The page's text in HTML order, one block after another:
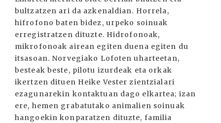
bultzatzen ari da azkenaldian. Horrela,
hifrofono baten bidez, urpeko soinuak
erregistratzen dituzte. Hidrofonoak,
mikrofonoak airean egiten duena egiten du
itsasoan. Norvegiako Lofoten uharteetan,
besteak beste, pilotu izurdeak eta orkak
ikertzen dituen Heike Vester zientzialari
ezagunarekin kontaktuan dago elkartea; izan
ere, hemen grabatutako animalien soinuak
hangoekin konparatzen dituzte, familia